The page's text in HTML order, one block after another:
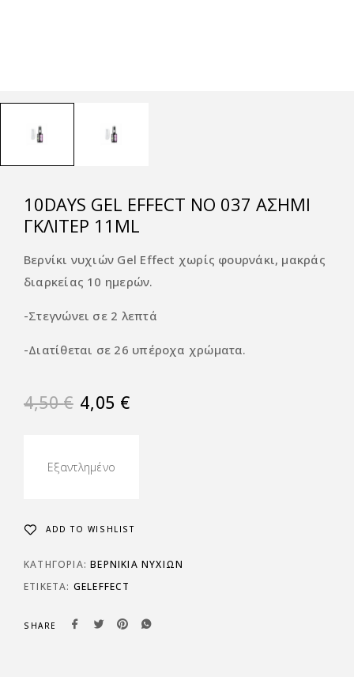
10DAYS GEL EFFECT NO 037 ΑΣΗΜΊ
ΓΚΛΊΤΕΡ 11ML
Βερνίκι νυχιών Gel Effect χωρίς φουρνάκι, μακράς
διαρκείας 10 ημερών.
-Στεγνώνει σε 2 λεπτά
-Διατίθεται σε 26 υπέροχα χρώματα.
4,50€ 4,05 €
Εξαντλημένο
ADD TO WISHLIST
ΚΑΤΗΓΟΡΊΑ:ΒΕΡΝΙΚΙΑ ΝΥΧΙΩΝ
ΕΤΙΚΈΤΑ: GELEFFECT
SHARE